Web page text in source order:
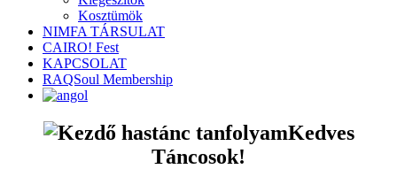
Kosztümök
NIMFA TÁRSULAT
CAIRO! Fest
KAPCSOLAT
RAQSoul Membership
Kedves
Táncosok!